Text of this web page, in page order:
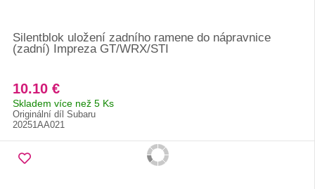
Silentblok uložení zadního ramene do nápravnice
(zadní) Impreza GT/WRX/STI
10.10 €
Skladem více než 5 Ks
Originální díl Subaru
20251AA021